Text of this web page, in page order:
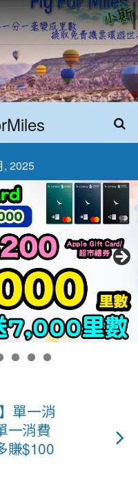
, 2025
單一消
一消費
賺$100